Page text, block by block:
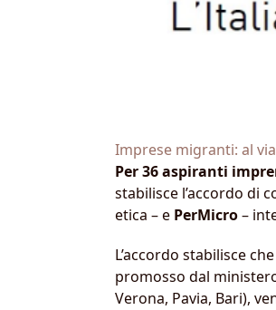
Imprese migranti: al
Per 36 aspiranti
stabilisce l’accordo di
etica – e PerMicro–
L’accordo stabilisce
promosso dal
Verona, Pavia, Bari),